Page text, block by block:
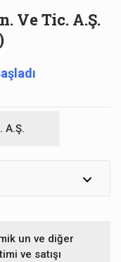
Ve Tic. A.Ş.
A.Ş.
un ve diğer
ve satışı